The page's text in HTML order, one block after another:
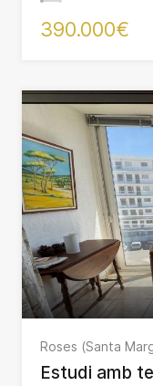
390.000€
Roses (Santa
Estudi amb